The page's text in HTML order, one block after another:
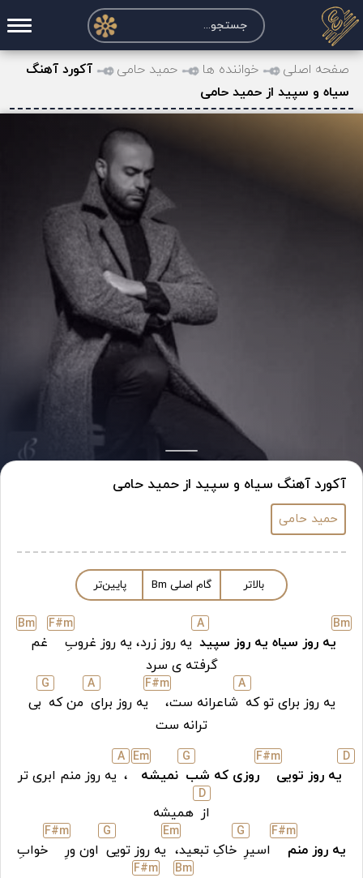
صفحه اصلی
درخواست آکورد
تماس با ما
حساب کاربری
صفحه اصلی خواننده ها حمید حامی
آکورد آهنگ
سیاه و سپید از حمید حامی
آکورد آهنگ سیاه و سپید از حمید حامی
حمید حامی
بالاتر گام اصلی Bm پایین‌تر
Bm
یه روز سیاه یه روز سپید
A
یه روز زرد، یه روز غروبِ
F#m
غم
Bm
گرفته ی سرد
یه روز برای تو که
A
شاعرانه ست،
F#m
یه روز برای
A
من که
G
بی
ترانه ست
D
یه روز تویی
F#m
روزی که شب
G
نمیشه
Em
،
A
یه روز منم ابری تر
از
D
همیشه
یه روز منم
F#m
اسیرِ
G
خاکِ تبعید،
Em
یه روز تویی
G
اون ورِ
F#m
خوابِ
Bm
F#m